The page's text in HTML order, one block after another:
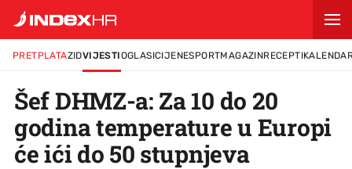
PRETPLATAZIDVIJESTIOGLASICIJENESPORTMAGAZINRECEPTI
Šef DHMZ-a: Za 10 do 20
godina temperature u Europi
će ići do 50 stupnjeva